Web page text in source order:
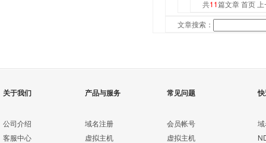
共11篇文章 首页
文章搜索：
关于我们
公司介绍
客服中心
产品与服务
域名注册
虚拟主机
常见问题
会员帐号
虚拟主机